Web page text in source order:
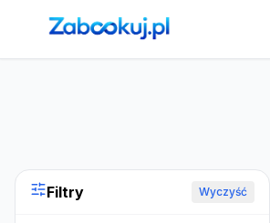
Strona główna ›Noclegi
Filtry Wyczyść